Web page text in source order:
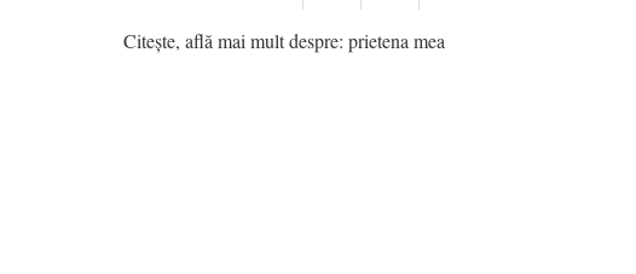
Citește, află mai mult despre: prietena mea